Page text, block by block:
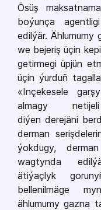
Ösüş
boýunça
edilýär. Ählumumy
we bejeriş üçin
getirmegi üpjün
üçin ýurduň
«Inçekesele
almagy
diýenderejäni
derman
ýokdugy,
wagtynda
ätiýaçlyk
bellenilmäge
ählumumy gazna